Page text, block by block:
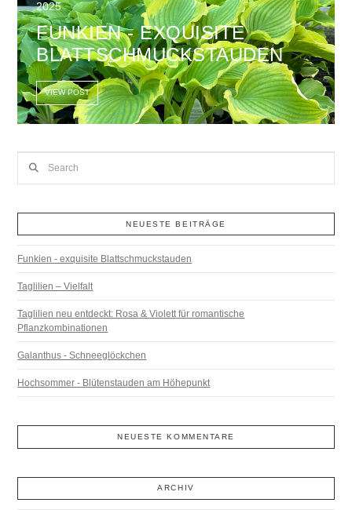
2025
FUNKIEN - EXQUISITE
BLATTSCHMUCKSTAUDEN
VIEW POST
NEUESTE BEITRÄGE
Funkien - exquisite Blattschmuckstauden
Taglilien – Vielfalt
Taglilien neu entdeckt: Rosa & Violett für romantische
Pflanzkombinationen
Galanthus - Schneeglöckchen
Hochsommer - Blütenstauden am Höhepunkt
NEUESTE KOMMENTARE
ARCHIV